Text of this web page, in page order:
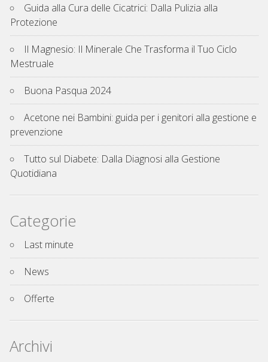
Guida alla Cura delle Cicatrici: Dalla Pulizia alla
Protezione
Il Magnesio: Il Minerale Che Trasforma il Tuo Ciclo
Mestruale
Buona Pasqua 2024
Acetone nei Bambini: guida per i genitori alla gestione e
prevenzione
Tutto sul Diabete: Dalla Diagnosi alla Gestione
Quotidiana
Categorie
Last minute
News
Offerte
Archivi